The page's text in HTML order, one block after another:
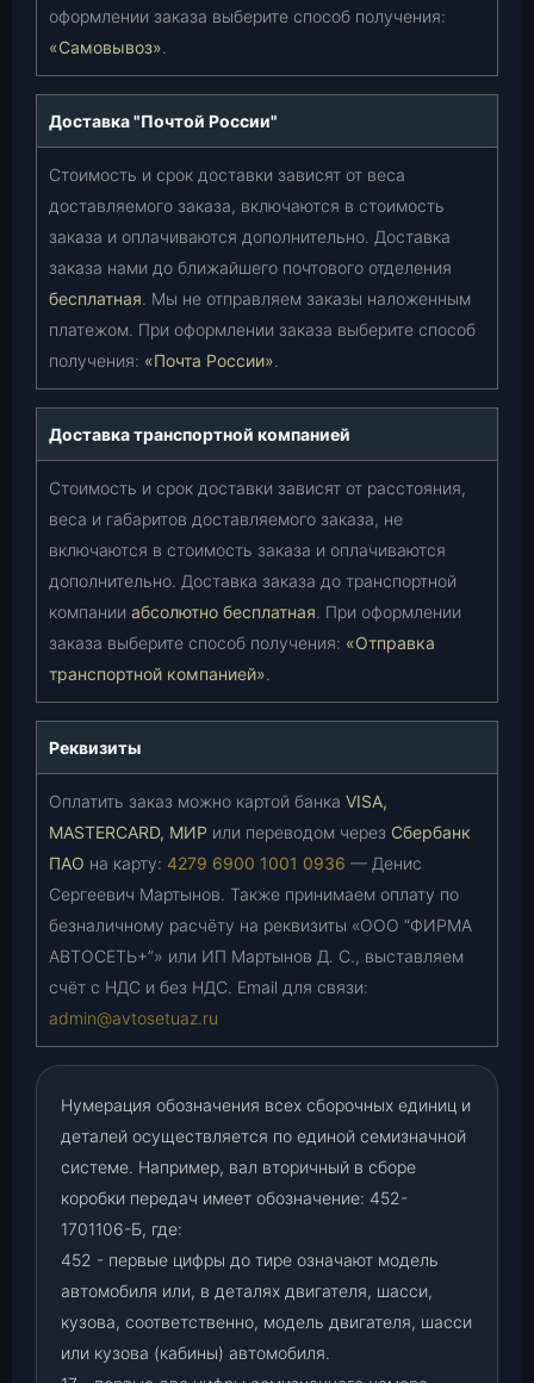
оформлении заказа выберите способ получения:
«Самовывоз».
Доставка "Почтой России"
Стоимость и срок доставки зависят от веса
доставляемого заказа, включаются в стоимость
заказа и оплачиваются дополнительно. Доставка
заказа нами до ближайшего почтового отделения
бесплатная. Мы не отправляем заказы наложенным
платежом. При оформлении заказа выберите способ
получения: «Почта России».
Доставка транспортной компанией
Стоимость и срок доставки зависят от расстояния,
веса и габаритов доставляемого заказа, не
включаются в стоимость заказа и оплачиваются
дополнительно. Доставка заказа до транспортной
компании абсолютно бесплатная. При оформлении
заказа выберите способ получения: «Отправка
транспортной компанией».
Реквизиты
Оплатить заказ можно картой банка VISA,
MASTERCARD, МИР или переводом через Сбербанк
ПАО на карту: 4279 6900 1001 0936 — Денис
Сергеевич Мартынов. Также принимаем оплату по
безналичному расчёту на реквизиты «ООО “ФИРМА
АВТОСЕТЬ+”» или ИП Мартынов Д. С., выставляем
счёт с НДС и без НДС. Email для связи:
admin@avtosetuaz.ru
Нумерация обозначения всех сборочных единиц и
деталей осуществляется по единой семизначной
системе. Например, вал вторичный в сборе
коробки передач имеет обозначение: 452-
1701106-Б, где:
452 - первые цифры до тире означают модель
автомобиля или, в деталях двигателя, шасси,
кузова, соответственно, модель двигателя, шасси
или кузова (кабины) автомобиля.